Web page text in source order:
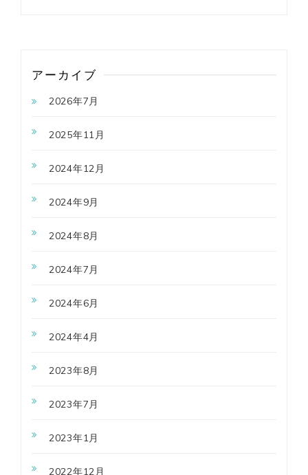
アーカイブ
2026年7月
2025年11月
2024年12月
2024年9月
2024年8月
2024年7月
2024年6月
2024年4月
2023年8月
2023年7月
2023年1月
2022年12月